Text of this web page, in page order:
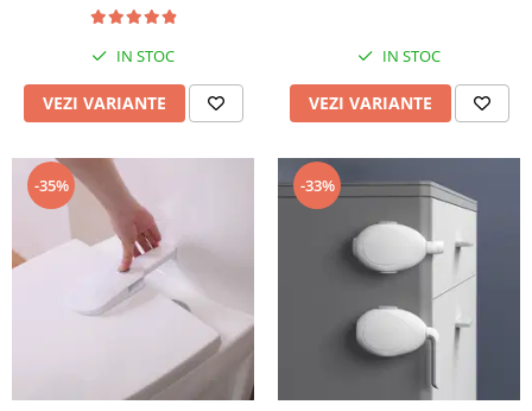
IN STOC
VEZI VARIANTE
IN STOC
VEZI VARIANTE
-35% -33%